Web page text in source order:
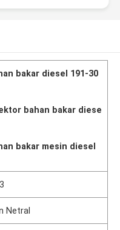
bakar diesel 191-30
bahan bakar diese
bakar mesin diesel
Netral